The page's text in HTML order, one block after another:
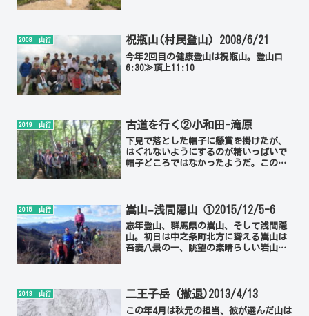
2008 山行 祝瓶山(村民登山) 2008/6/21
今年2回目の健康登山は祝瓶山。登山口
6:30≫頂上11:10
2019 山行 古道を行く②小和田-滝原
下見で落とした帽子に懸賞を掛けたが、
はぐれないようにするのが精いっぱいで
帽子どころではなかったようだ。この古
2015 山行 嵩山–浅間隠山 ①2015/12/5-6
忘年登山、群馬県の嵩山、そして浅間隠
山。初日は中之条町北方に聳える嵩山は
吾妻八景の一、眺望の素晴らしい岩山。
2013 山行 二王子岳 (撤退)2013/4/13
この年4月は秋元の担当、彼が選んだ山は